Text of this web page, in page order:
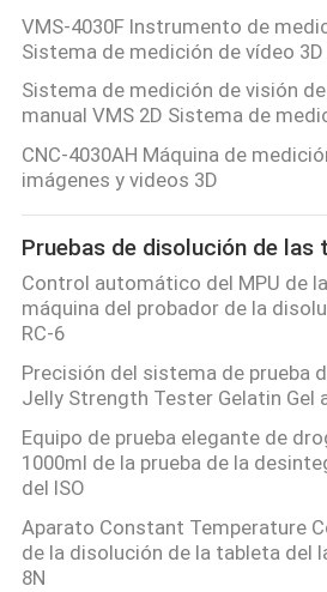
VMS-4030F Instrumento de
Sistema de medición de vídeo 3D
Sistema de medición de visión
manual VMS 2D Sistema de
CNC-4030AH Máquina de
imágenes y videos 3D
Pruebas de disolución de las
Control automático del MPU de
máquina del probador de la
RC-6
Precisión del sistema de prueba
Jelly Strength Tester Gelatin Gel
Equipo de prueba elegante de
1000ml de la prueba de la
del ISO
Aparato Constant Temperature
de la disolución de la tableta del
8N